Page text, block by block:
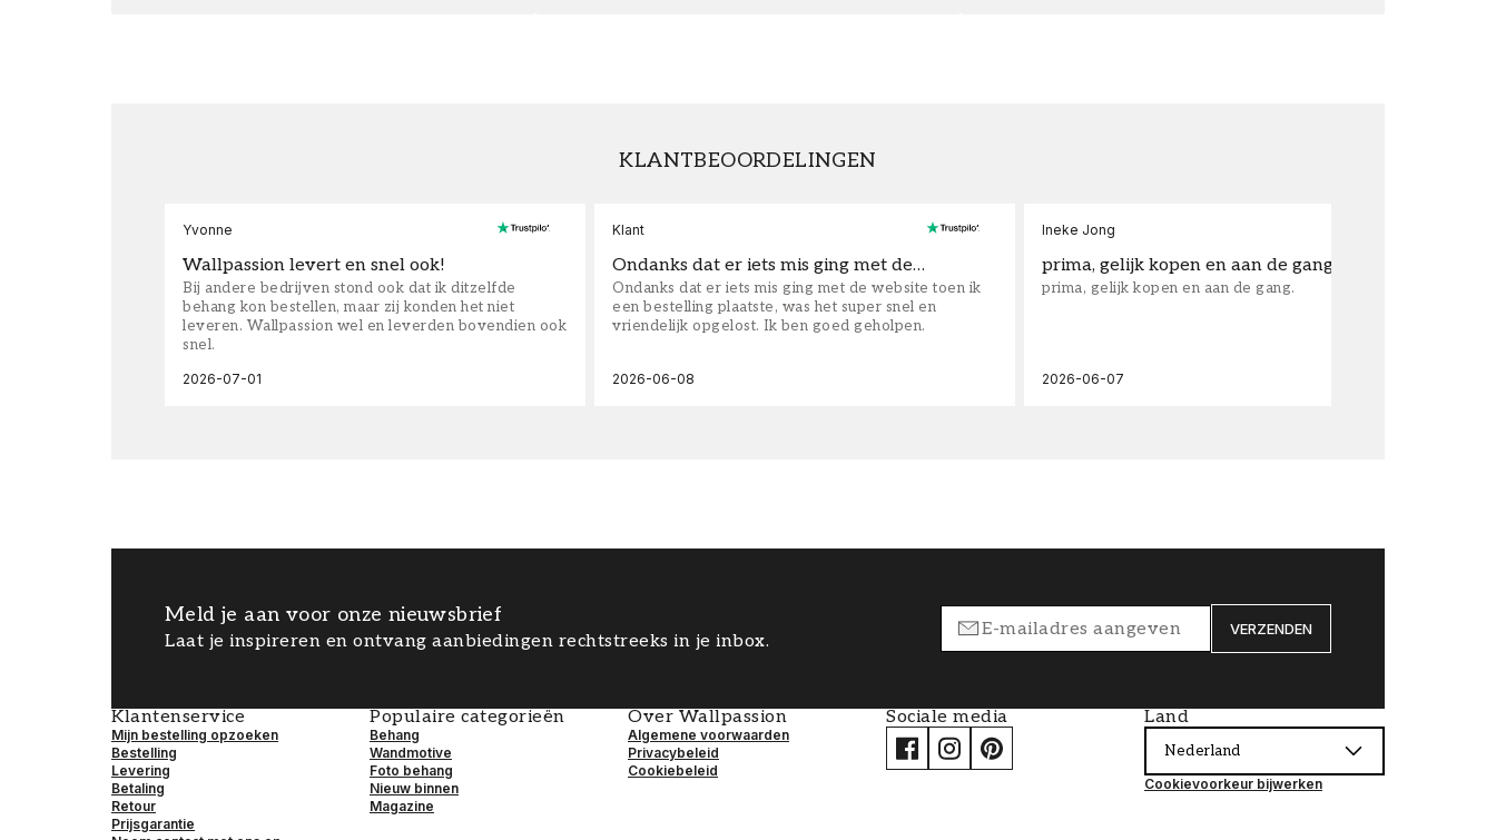
KLANTBEOORDELINGEN
Yvonne
Wallpassion levert en snel ook!
Bij andere bedrijven stond ook dat ik ditzelfde
behang kon bestellen, maar zij konden het niet
leveren. Wallpassion wel en leverden bovendien ook
snel.
2026-07-01
Klant
Ondanks dat er iets mis ging met de…
Ondanks dat er iets mis ging met de website toen ik
een bestelling plaatste, was het super snel en
vriendelijk opgelost. Ik ben goed geholpen.
2026-06-08
Ineke Jong
prima, gelijk kopen en aan de gang.
prima, gelijk kopen en aan de gang.
2026-06-07
Meld je aan voor onze nieuwsbrief
Laat je inspireren en ontvang aanbiedingen rechtstreeks in je inbox.
VERZENDEN
Klantenservice
Mijn bestelling opzoeken
Bestelling
Levering
Betaling
Retour
Prijsgarantie
Populaire categorieën
Behang
Wandmotive
Foto behang
Nieuw binnen
Magazine
Over Wallpassion
Algemene voorwaarden
Privacybeleid
Cookiebeleid
Sociale media Land
Nederland
Cookievoorkeur bijwerken